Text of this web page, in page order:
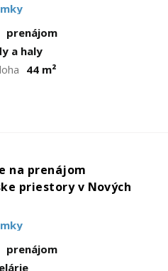
prenájom
a haly
44 m²
na prenájom
priestory v Nových
prenájom